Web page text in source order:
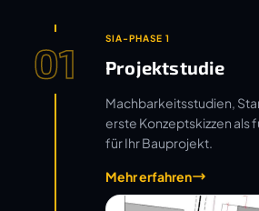
01 SIA-PHASE 1
Projektstudie
Machbarkeitsstudien,
erste Konzeptskizzen als
für Ihr Bauprojekt.
Mehr erfahren